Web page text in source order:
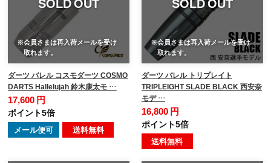
※会員さまは再入荷メールを受け
取れます。
ダーツ バレル コスモダーツ COSMO
DARTS Hallelujah 鈴木康太モ …
17,600 円
ポイント5倍
メール便可 送料無料
※会員さまは再入荷メールを受け
取れます。
ダーツ バレル トリプレイト
TRIPLEIGHT SLADE BLACK 西安奈
モデ …
16,800 円
ポイント5倍
送料無料